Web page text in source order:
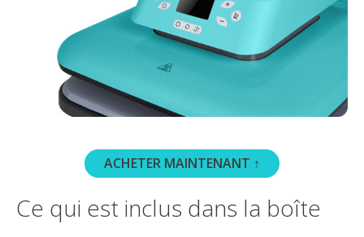
ACHETER MAINTENANT ↑
Ce qui est inclus dans la boîte